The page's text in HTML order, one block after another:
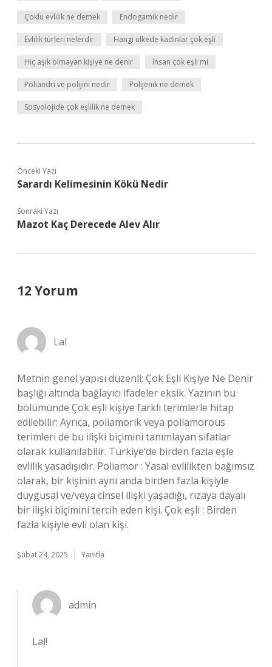
Çoklu evlilik ne demek Endogamik nedir
Evlilik türleri nelerdir Hangi ülkede kadınlar çok eşli
Hiç aşık olmayan kişiye ne denir İnsan çok eşli mi
Poliandri ve polijini nedir Polijenik ne demek
Sosyolojide çok eşlilik ne demek
Önceki Yazı
Sarardı Kelimesinin Kökü Nedir
Sonraki Yazı
Mazot Kaç Derecede Alev Alır
12 Yorum
Lal
Metnin genel yapısı düzenli; Çok Eşli Kişiye Ne Denir
başlığı altında bağlayıcı ifadeler eksik. Yazının bu
bölümünde Çok eşli kişiye farklı terimlerle hitap
edilebilir: Ayrıca, poliamorik veya poliamorous
terimleri de bu ilişki biçimini tanımlayan sıfatlar
olarak kullanılabilir. Türkiye’de birden fazla eşle
evlilik yasadışıdır. Poliamor : Yasal evlilikten bağımsız
olarak, bir kişinin aynı anda birden fazla kişiyle
duygusal ve/veya cinsel ilişki yaşadığı, rızaya dayalı
bir ilişki biçimini tercih eden kişi. Çok eşli : Birden
fazla kişiyle evli olan kişi.
Şubat 24, 2025 Yanıtla
admin
Lal!